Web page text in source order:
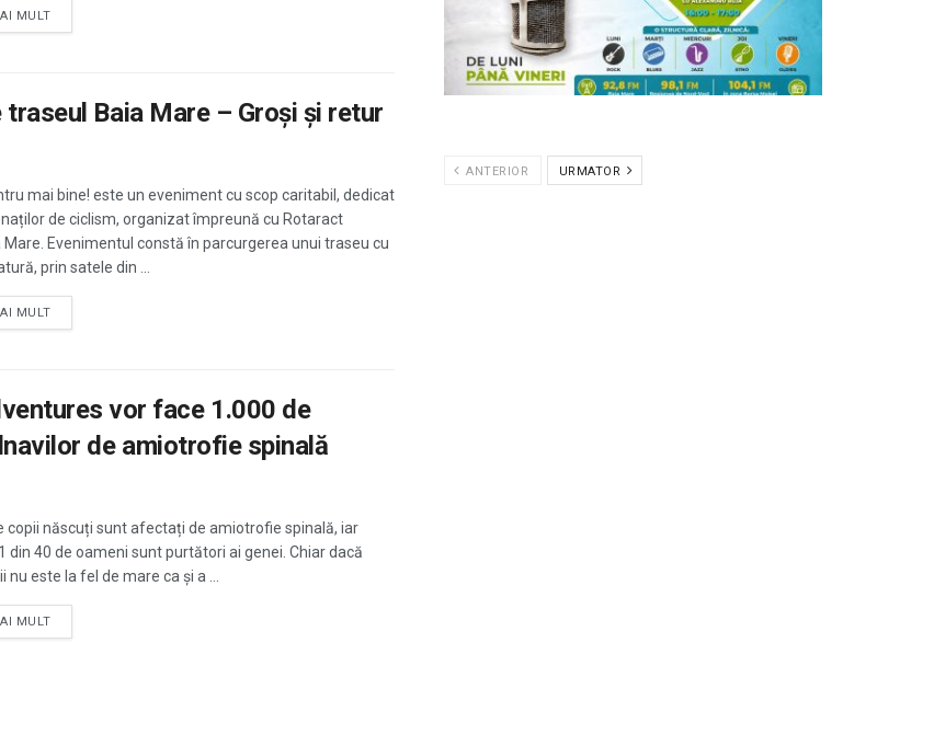
MULT
Baia Mare – Groşi şi retur
mai bine! este un eveniment cu scop caritabil, dedicat
de ciclism, organizat împreună cu Rotaract
Mare. Evenimentul constă în parcurgerea unui traseu cu
prin satele din ...
MULT
vor face 1.000 de
de amiotrofie spinală
copii născuți sunt afectați de amiotrofie spinală, iar
din 40 de oameni sunt purtători ai genei. Chiar dacă
nu este la fel de mare ca și a ...
MULT
ANTERIOR URMATOR